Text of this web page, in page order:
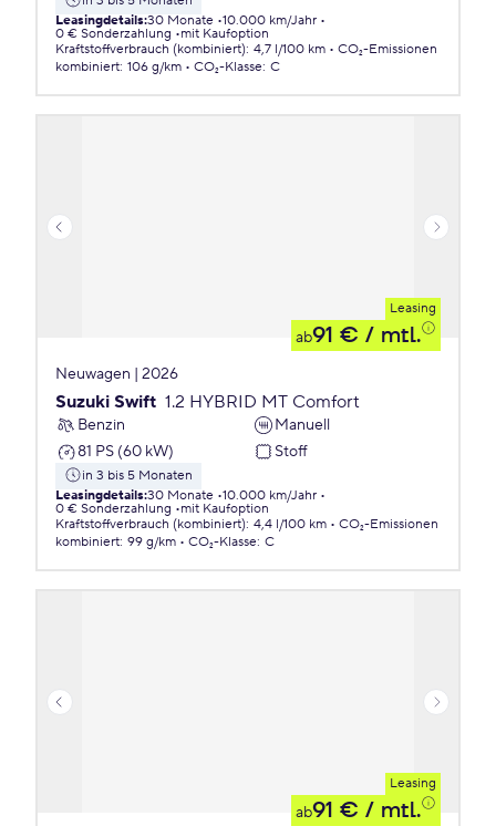
Leasingdetails:30 Monate 10.000 km/Jahr
0 € Sonderzahlung
mit Kaufoption
Kraftstoffverbrauch (kombiniert): 4,7 l/100 km
CO₂-Emissionen
kombiniert: 106 g/km CO₂-Klasse: C
Leasing
ab91 € / mtl.
Neuwagen | 2026
Suzuki Swift 1.2 HYBRID MT Comfort
Benzin
Manuell
81 PS (60 kW)
Stoff
in 3 bis 5 Monaten
Leasingdetails:30 Monate 10.000 km/Jahr
0 € Sonderzahlung
mit Kaufoption
Kraftstoffverbrauch (kombiniert): 4,4 l/100 km
CO₂-Emissionen
kombiniert: 99 g/km CO₂-Klasse: C
Leasing
ab91 € / mtl.